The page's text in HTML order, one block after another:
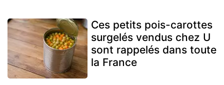
Ces petits pois-carottes
surgelés vendus chez U
sont rappelés dans toute
la France